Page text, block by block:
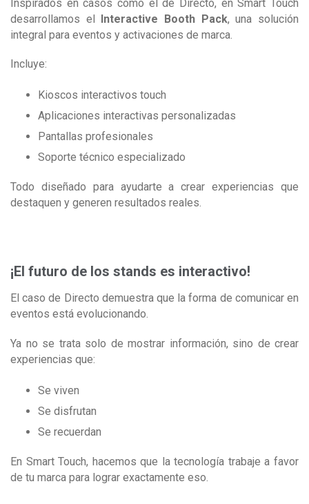
Inspirados en casos como el de Directo, en Smart Touch
desarrollamos el Interactive Booth Pack, una solución
integral para eventos y activaciones de marca.
Incluye:
Kioscos interactivos touch
Aplicaciones interactivas personalizadas
Pantallas profesionales
Soporte técnico especializado
Todo diseñado para ayudarte a crear experiencias que
destaquen y generen resultados reales.
¡El futuro de los stands es interactivo!
El caso de Directo demuestra que la forma de comunicar en
eventos está evolucionando.
Ya no se trata solo de mostrar información, sino de crear
experiencias que:
Se viven
Se disfrutan
Se recuerdan
En Smart Touch, hacemos que la tecnología trabaje a favor
de tu marca para lograr exactamente eso.